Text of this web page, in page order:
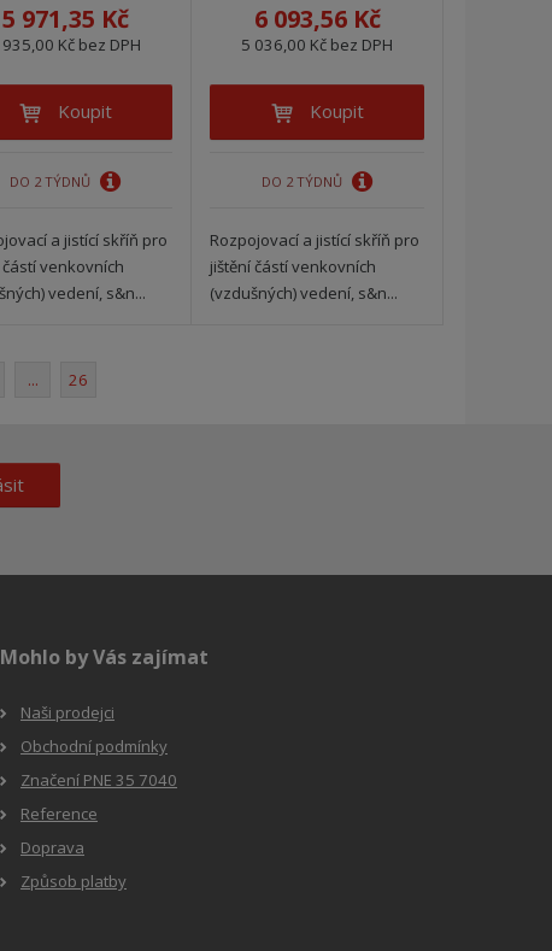
5 971,35 Kč
Kč bez DPH
Koupit
DO 2 TÝDNŮ
a jistící skříň pro
částí venkovních
vedení, s&n...
6 093,56 Kč
5 036,00 Kč bez DPH
Koupit
DO 2 TÝDNŮ
Rozpojovací a jistící skříň pro
jištění částí venkovních
(vzdušných) vedení, s&n...
... 26
Mohlo by Vás zajímat
Naši prodejci
Obchodní podmínky
Značení PNE 35 7040
Reference
Doprava
Způsob platby